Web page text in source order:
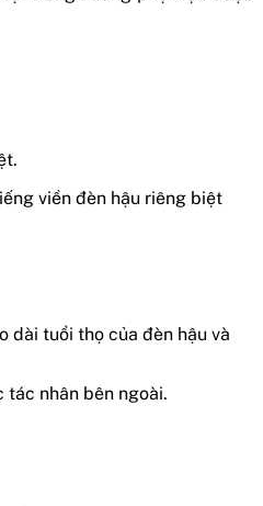
viền đèn hậu riêng biệt
dài tuổi thọ của đèn hậu và
nhân bên ngoài.